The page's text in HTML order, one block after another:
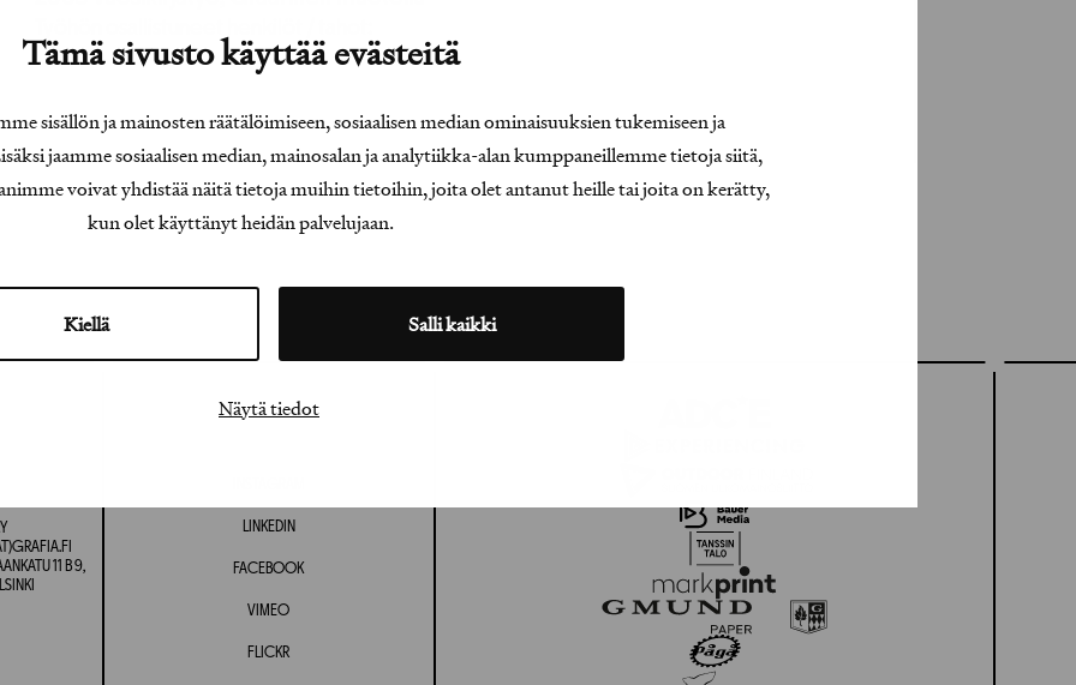
Tämä sivusto käyttää evästeitä
sisällön ja mainosten räätälöimiseen, sosiaalisen median ominaisuuksien tukemiseen ja
jaamme sosiaalisen median, mainosalan ja analytiikka-alan kumppaneillemme tietoja siitä,
voivat yhdistää näitä tietoja muihin tietoihin, joita olet antanut heille tai joita on kerätty,
kun olet käyttänyt heidän palvelujaan.
Kiellä Salli kaikki
Näytä tiedot
11 B 9,
LINKEDIN
FACEBOOK
VIMEO
FLICKR